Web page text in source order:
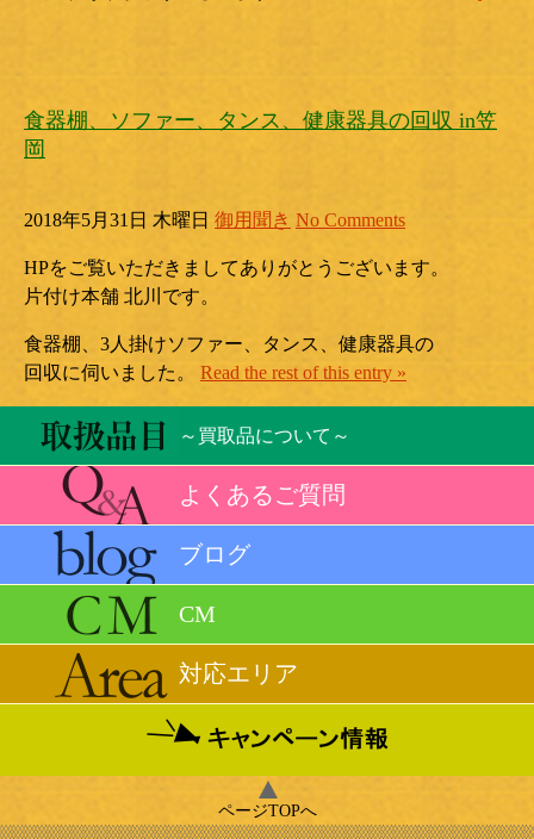
食器棚、ソファー、タンス、健康器具の回収 in笠
岡
2018年5月31日 木曜日 御用聞き No Comments
HPをご覧いただきましてありがとうございます。
片付け本舗 北川です。
食器棚、3人掛けソファー、タンス、健康器具の
回収に伺いました。 Read the rest of this entry »
～買取品について～
よくあるご質問
ブログ
CM
対応エリア
ページTOPへ